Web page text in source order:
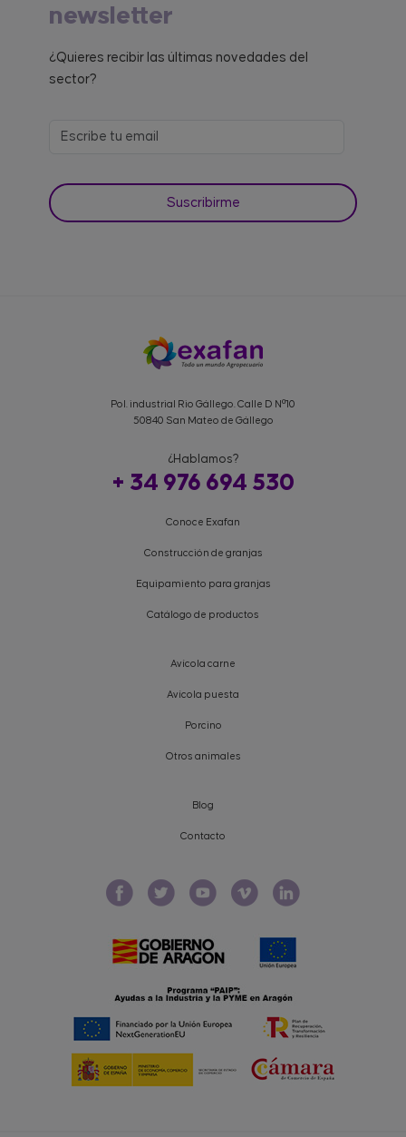
newsletter
¿Quieres recibir las últimas novedades del
sector?
Pol. industrial Rio Gállego. Calle D Nº10
50840 San Mateo de Gállego
¿Hablamos?
+ 34 976 694 530
Conoce Exafan
Construcción de granjas
Equipamiento para granjas
Catálogo de productos
Avícola carne
Avícola puesta
Porcino
Otros animales
Blog
Contacto